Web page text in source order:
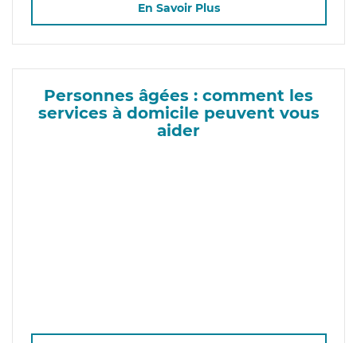
En Savoir Plus
Personnes âgées : comment les
services à domicile peuvent vous
aider